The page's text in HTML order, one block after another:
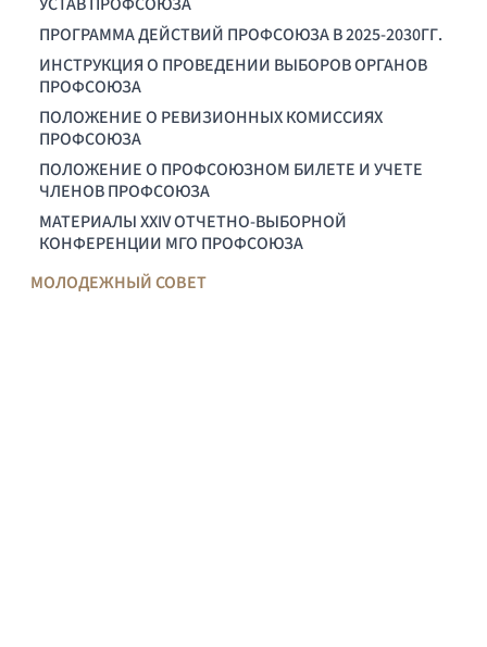
ПРОГРАММА ДЕЙСТВИЙ ПРОФСОЮЗА В 2025-2030ГГ.
ИНСТРУКЦИЯ О ПРОВЕДЕНИИ ВЫБОРОВ ОРГАНОВ
ПРОФСОЮЗА
ПОЛОЖЕНИЕ О РЕВИЗИОННЫХ КОМИССИЯХ
ПРОФСОЮЗА
ПОЛОЖЕНИЕ О ПРОФСОЮЗНОМ БИЛЕТЕ И УЧЕТЕ
ЧЛЕНОВ ПРОФСОЮЗА
МАТЕРИАЛЫ XXIV ОТЧЕТНО-ВЫБОРНОЙ
КОНФЕРЕНЦИИ МГО ПРОФСОЮЗА
МОЛОДЕЖНЫЙ СОВЕТ